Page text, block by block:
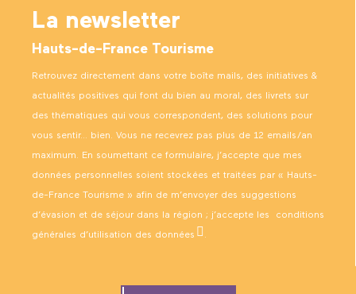
La newsletter
Hauts-de-France Tourisme
Retrouvez directement dans votre boîte mails, des initiatives &
actualités positives qui font du bien au moral, des livrets sur
des thématiques qui vous correspondent, des solutions pour
vous sentir… bien. Vous ne recevrez pas plus de 12 emails/an
maximum. En soumettant ce formulaire, j’accepte que mes
données personnelles soient stockées et traitées par « Hauts-
de-France Tourisme » afin de m’envoyer des suggestions
d’évasion et de séjour dans la région ; j’accepte les conditions
générales d’utilisation des données .